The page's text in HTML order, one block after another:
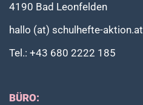
4190 Bad Leonfelden
hallo (at) schulhefte-aktion.at
Tel.: +43 680 2222 185
BÜRO: